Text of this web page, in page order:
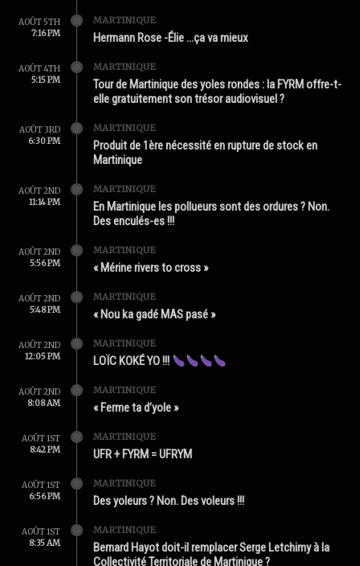
AOÛT 5TH
7:16 PM
MARTINIQUE
Hermann Rose -Élie …ça va mieux
AOÛT 4TH
5:15 PM
MARTINIQUE
Tour de Martinique des yoles rondes : la FYRM offre-t-
elle gratuitement son trésor audiovisuel ?
AOÛT 3RD
6:30 PM
MARTINIQUE
Produit de 1ère nécessité en rupture de stock en
Martinique
AOÛT 2ND
11:14 PM
MARTINIQUE
En Martinique les pollueurs sont des ordures ? Non.
Des enculés-es !!!
AOÛT 2ND
5:56 PM
MARTINIQUE
« Mérine rivers to cross »
AOÛT 2ND
5:48 PM
MARTINIQUE
« Nou ka gadé MAS pasé »
AOÛT 2ND
12:05 PM
MARTINIQUE
LOÏC KOKÉ YO !!!
AOÛT 2ND
8:08 AM
MARTINIQUE
« Ferme ta d’yole »
AOÛT 1ST
8:42 PM
MARTINIQUE
UFR + FYRM = UFRYM
AOÛT 1ST
6:56 PM
MARTINIQUE
Des yoleurs ? Non. Des voleurs !!!
AOÛT 1ST
8:35 AM
MARTINIQUE
Bernard Hayot doit-il remplacer Serge Letchimy à la
Collectivité Territoriale de Martinique ?